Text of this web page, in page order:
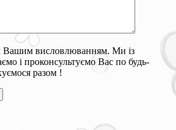
Вашим висловлюванням. Ми із
і проконсультуємо Вас по будь-
разом !